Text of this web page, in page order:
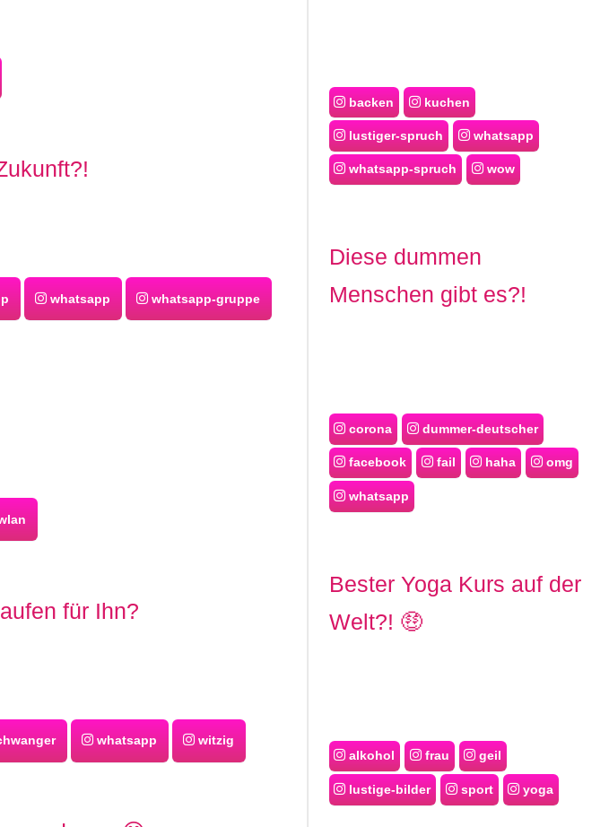
whatsapp whatsapp-gruppe
für Ihn?
whatsapp witzig
backen kuchen
lustiger-spruch whatsapp
whatsapp-spruch wow
Diese dummen
Menschen gibt es?!
corona dummer-deutscher
facebook fail haha omg
whatsapp
Bester Yoga Kurs auf der
Welt?! 🤑
alkohol frau geil
lustige-bilder sport yoga